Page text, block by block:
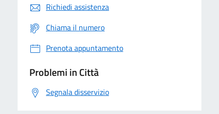
Richiedi assistenza
Chiama il numero
Prenota appuntamento
Problemi in Città
Segnala disservizio